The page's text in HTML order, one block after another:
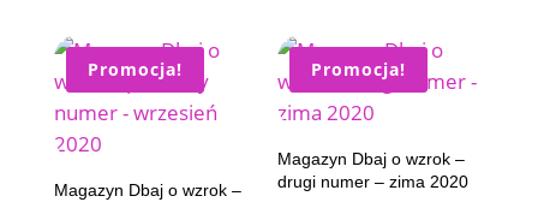
Promocja!
Magazyn Dbaj o wzrok –
Promocja!
Magazyn Dbaj o wzrok –
drugi numer – zima 2020